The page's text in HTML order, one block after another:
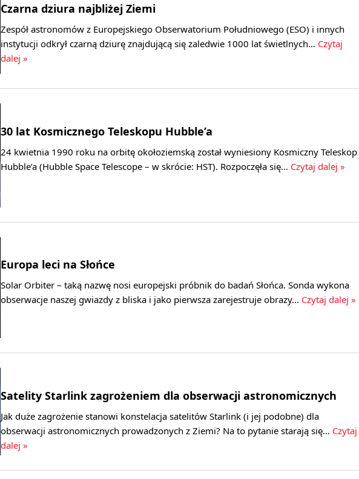
Czarna dziura najbliżej Ziemi
Zespół astronomów z Europejskiego Obserwatorium Południowego (ESO) i innych
instytucji odkrył czarną dziurę znajdującą się zaledwie 1000 lat świetlnych… Czytaj
dalej »
30 lat Kosmicznego Teleskopu Hubble’a
24 kwietnia 1990 roku na orbitę okołoziemską został wyniesiony Kosmiczny Teleskop
Hubble’a (Hubble Space Telescope – w skrócie: HST). Rozpoczęła się… Czytaj dalej »
Europa leci na Słońce
Solar Orbiter – taką nazwę nosi europejski próbnik do badań Słońca. Sonda wykona
obserwacje naszej gwiazdy z bliska i jako pierwsza zarejestruje obrazy… Czytaj dalej »
Satelity Starlink zagrożeniem dla obserwacji astronomicznych
Jak duże zagrożenie stanowi konstelacja satelitów Starlink (i jej podobne) dla
obserwacji astronomicznych prowadzonych z Ziemi? Na to pytanie starają się… Czytaj
dalej »